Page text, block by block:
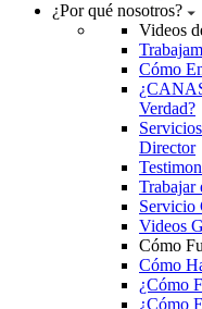
¿Por qué nosotros?
Videos
Cómo
Verdad?
Director
Videos
Cómo
Cómo
¿Cómo
¿Cómo